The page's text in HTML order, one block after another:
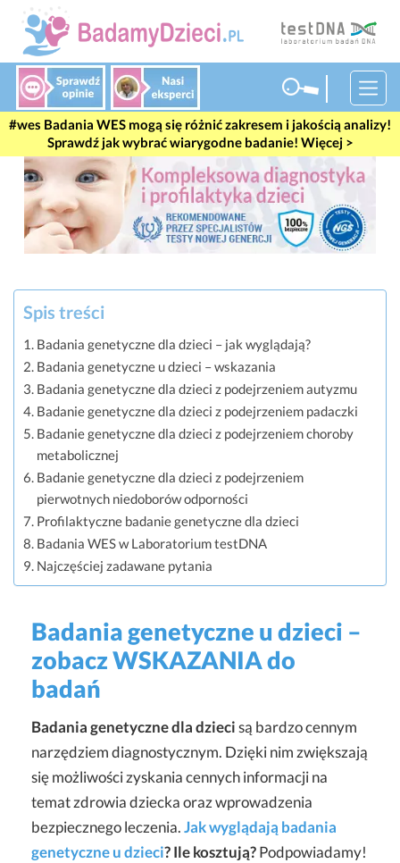
Badania WES mogą się różnić zakresem i jakością analizy!
Sprawdź jak wybrać wiarygodne badanie! Więcej >
Badania genetyczne u dzieci –
zobacz WSKAZANIA do
badań
Badania genetyczne dla dziecisą bardzo cennym
narzędziem diagnostycznym. Dzięki nim zwiększają
się możliwości zyskania cennych informacji na
temat zdrowia dziecka oraz wprowadzenia
bezpiecznego leczenia.Jak wyglądają badania
genetyczne u dzieci? Ile kosztują?Podpowiadamy!
Spis treści
Badania genetyczne dla dzieci – jak wyglądają?
Badania genetyczne u dzieci – wskazania
Badania genetyczne dla dzieci z podejrzeniem autyzmu
Badanie genetyczne dla dzieci z podejrzeniem padaczki
Badanie genetyczne dla dzieci z podejrzeniem choroby
metabolicznej
Badanie genetyczne dla dzieci z podejrzeniem
pierwotnych niedoborów odporności
Profilaktyczne badanie genetyczne dla dzieci
Badania WES w Laboratorium testDNA
Najczęściej zadawane pytania